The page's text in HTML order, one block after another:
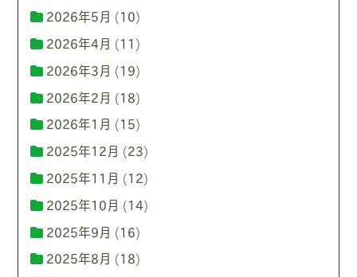
2026年5月 (10)
2026年4月 (11)
2026年3月 (19)
2026年2月 (18)
2026年1月 (15)
2025年12月 (23)
2025年11月 (12)
2025年10月 (14)
2025年9月 (16)
2025年8月 (18)